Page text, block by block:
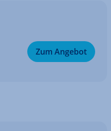
Zum Angebot